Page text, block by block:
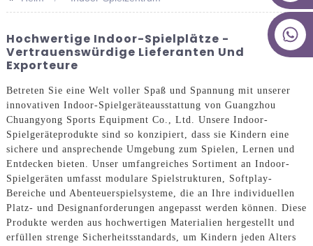
Hochwertige Indoor-Spielplätze -
Vertrauenswürdige Lieferanten Und
Exporteure
Betreten Sie eine Welt voller Spaß und Spannung mit unserer
innovativen Indoor-Spielgeräteausstattung von Guangzhou
Chuangyong Sports Equipment Co., Ltd. Unsere Indoor-
Spielgeräteprodukte sind so konzipiert, dass sie Kindern eine
sichere und ansprechende Umgebung zum Spielen, Lernen und
Entdecken bieten. Unser umfangreiches Sortiment an Indoor-
Spielgeräten umfasst modulare Spielstrukturen, Softplay-
Bereiche und Abenteuerspielsysteme, die an Ihre individuellen
Platz- und Designanforderungen angepasst werden können. Diese
Produkte werden aus hochwertigen Materialien hergestellt und
erfüllen strenge Sicherheitsstandards, um Kindern jeden Alters